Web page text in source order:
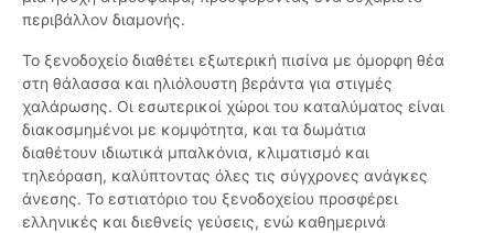
περιβάλλον διαμονής.
Το ξενοδοχείο διαθέτει εξωτερική πισίνα με όμορφη θέα
στη θάλασσα και ηλιόλουστη βεράντα για στιγμές
χαλάρωσης. Οι εσωτερικοί χώροι του καταλύματος είναι
διακοσμημένοι με κομψότητα, και τα δωμάτια
διαθέτουν ιδιωτικά μπαλκόνια, κλιματισμό και
τηλεόραση, καλύπτοντας όλες τις σύγχρονες ανάγκες
άνεσης. Το εστιατόριο του ξενοδοχείου προσφέρει
ελληνικές και διεθνείς γεύσεις, ενώ καθημερινά